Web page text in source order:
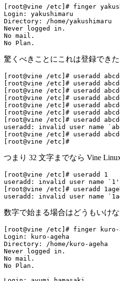
[root@vine /etc]# finger
Login: yakushimaru
Directory: /home/
Never logged in.
No mail.
驚くべきことにこれは登録でき
[root@vine /etc]#
[root@vine /etc]# useradd
[root@vine /etc]# useradd
[root@vine /etc]# useradd
[root@vine /etc]# useradd
[root@vine /etc]# useradd
[root@vine /etc]# useradd
useradd: invalid user name
[root@vine /etc]# useradd
つまり 32 文字までなら Vine
[root@vine /etc]# useradd 1
useradd: invalid user name `1'
[root@vine /etc]# useradd
数字で始まる場合はどうもいけ
[root@vine /etc]# finger kuro-
Login: kuro-ageha
Directory: /home/kuro-
Never logged in.
No mail.
No Plan.